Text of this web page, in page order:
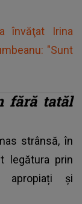
învăţat Irina
"Sunt
fără tatăl
strânsă, în
legătura prin
apropiați și